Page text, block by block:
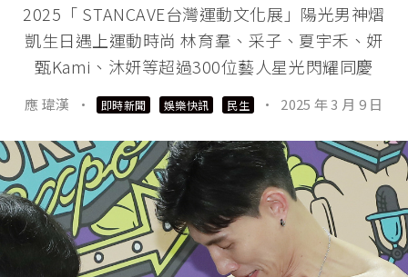
2025「 STANCAVE台灣運動文化展」陽光男神熠
凱生日遇上運動時尚 林育羣、采子、夏宇禾、妍
甄Kami、沐妍等超過300位藝人星光閃耀同慶
應 瑋漢 · 即時新聞 娛樂快訊 民生 · 2025 年 3 月 9 日